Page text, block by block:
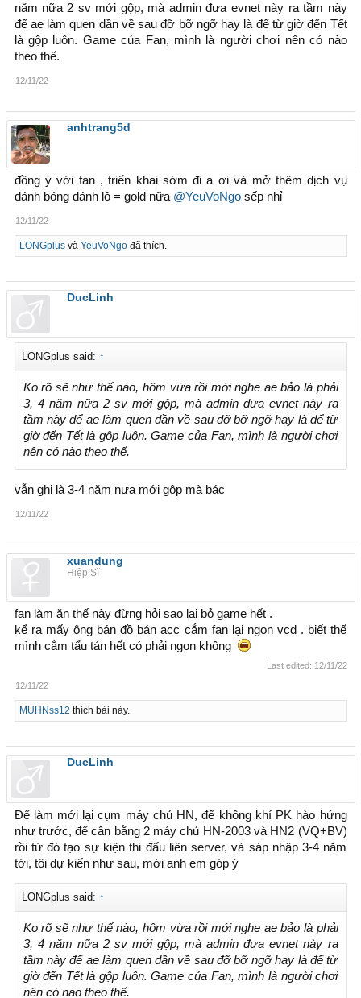
năm nữa 2 sv mới gộp, mà admin đưa evnet này ra tầm này
để ae làm quen dần về sau đỡ bỡ ngỡ hay là để từ giờ đến Tết
là gộp luôn. Game của Fan, mình là người chơi nên có nào
theo thế.
12/11/22
anhtrang5d
đồng ý với fan , triển khai sớm đi a ơi và mở thêm dịch vụ
đánh bóng đánh lô = gold nữa @YeuVoNgosếp nhỉ
12/11/22
LONGplusvà YeuVoNgođã thích.
DucLinh
LONGplus said: ↑
Ko rõ sẽ như thế nào, hôm vừa rồi mới nghe ae bảo là phải
3, 4 năm nữa 2 sv mới gộp, mà admin đưa evnet này ra
tầm này để ae làm quen dần về sau đỡ bỡ ngỡ hay là để từ
giờ đến Tết là gộp luôn. Game của Fan, mình là người chơi
nên có nào theo thế.
vẫn ghi là 3-4 năm nưa mới gộp mà bác
12/11/22
xuandung
Hiệp Sĩ
fan làm ăn thế này đừng hỏi sao lại bỏ game hết .
kể ra mấy ông bán đồ bán acc cắm fan lại ngon vcd . biết thế
mình cắm tẩu tán hết có phải ngon không
Last edited: 12/11/22
12/11/22
MUHNss12 thích bài này.
DucLinh
Để làm mới lại cụm máy chủ HN, để không khí PK hào hứng
như trước, để cân bằng 2 máy chủ HN-2003 và HN2 (VQ+BV)
rồi từ đó tạo sự kiện thi đấu liên server, và sáp nhập 3-4 năm
tới, tôi dự kiến như sau, mời anh em góp ý
LONGplus said: ↑
Ko rõ sẽ như thế nào, hôm vừa rồi mới nghe ae bảo là phải
3, 4 năm nữa 2 sv mới gộp, mà admin đưa evnet này ra
tầm này để ae làm quen dần về sau đỡ bỡ ngỡ hay là để từ
giờ đến Tết là gộp luôn. Game của Fan, mình là người chơi
nên có nào theo thế.